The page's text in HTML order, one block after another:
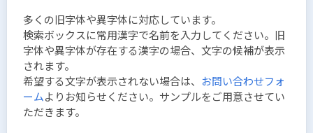
多くの旧字体や異字体に対応しています。
検索ボックスに常用漢字で名前を入力してください。旧
字体や異字体が存在する漢字の場合、文字の候補が表示
されます。
希望する文字が表示されない場合は、 お問い合わせフォ
ームよりお知らせください。サンプルをご用意させてい
ただきます。